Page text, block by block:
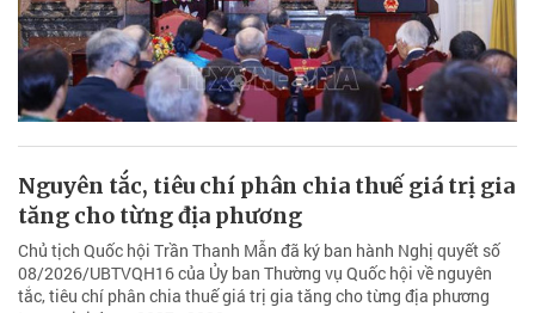
Nguyên tắc, tiêu chí phân chia thuế giá trị gia
tăng cho từng địa phương
Chủ tịch Quốc hội Trần Thanh Mẫn đã ký ban hành Nghị quyết số
08/2026/UBTVQH16 của Ủy ban Thường vụ Quốc hội về nguyên
tắc, tiêu chí phân chia thuế giá trị gia tăng cho từng địa phương